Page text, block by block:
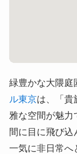
緑豊かな大隈庭
ル東京は、「貴
雅な空間が魅力
間に目に飛び込
一気に非日常へ